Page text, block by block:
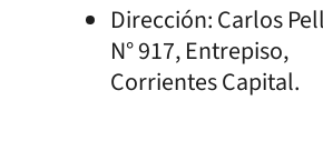
Dirección: Carlos
N° 917, Entrepiso,
Corrientes Capital.